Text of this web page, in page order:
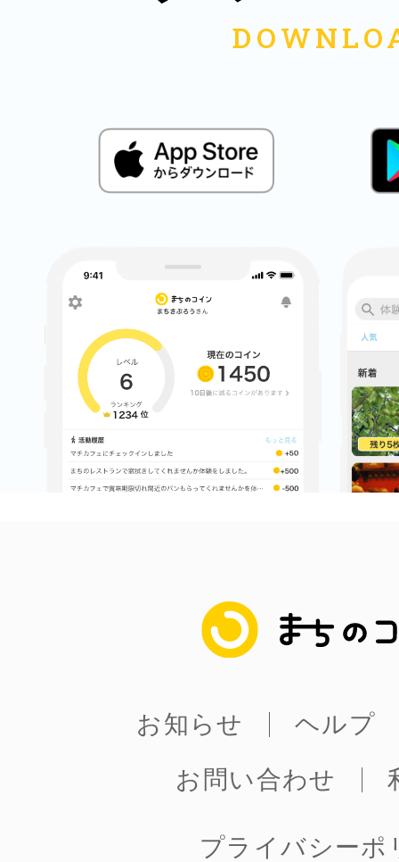
まちのコイン
お知らせ
ヘルプ
お問い合わせ
プライバシーポ